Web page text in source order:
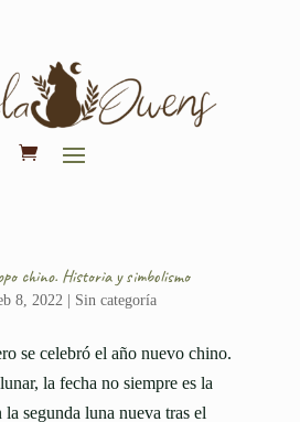
chino. Historia y simbolismo
8, 2022 | Sin categoría
se celebró el año nuevo chino.
la fecha no siempre es la
la segunda luna nueva tras el